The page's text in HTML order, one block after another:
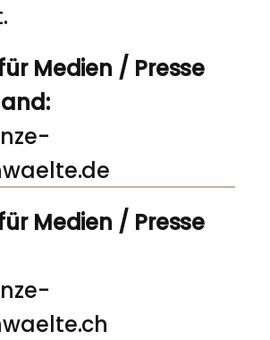
Medien / Presse
Medien / Presse